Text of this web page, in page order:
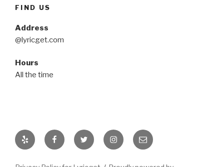
FIND US
Address
@lyricget.com
Hours
All the time
Yelp FacebookTwitter InstagramEmail